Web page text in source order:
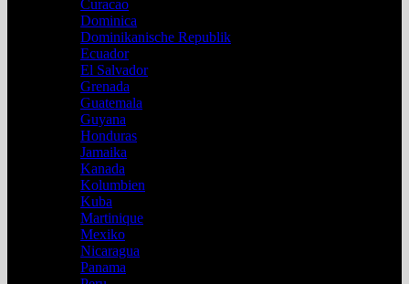
Curacao
Dominica
Dominikanische Republik
Ecuador
El Salvador
Grenada
Guatemala
Guyana
Honduras
Jamaika
Kanada
Kolumbien
Kuba
Martinique
Mexiko
Nicaragua
Panama